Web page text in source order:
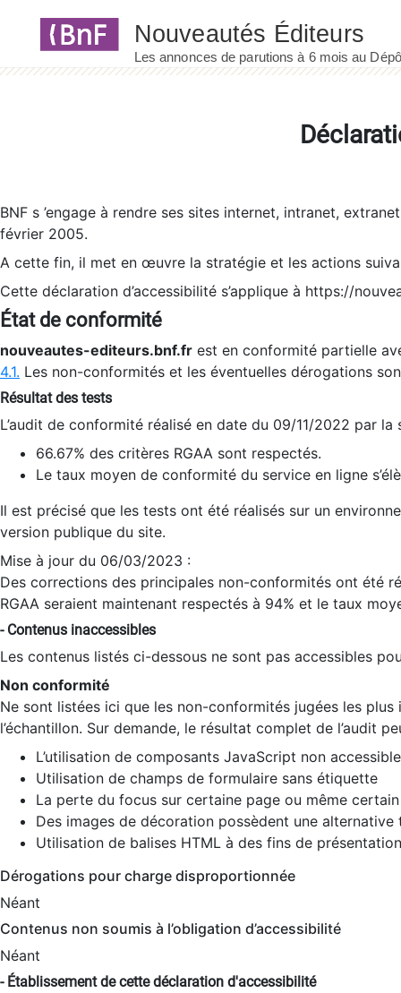
BNF s ’engage à rendre ses sites internet, intranet,
février 2005.
A cette fin, il met en œuvre la stratégie et les actions
Cette déclaration d’accessibilité s’applique à https://
État de conformité
nouveautes-editeurs.bnf.fr est en conformité partielle
4.1. Les non-conformités et les éventuelles dérogations
Résultat des tests
L’audit de conformité réalisé en date du 09/11/2022 par
66.67% des critères RGAA sont respectés.
Le taux moyen de conformité du service en ligne
Il est précisé que les tests ont été réalisés sur un
version publique du site.
Mise à jour du 06/03/2023 :
Des corrections des principales non-conformités ont été
RGAA seraient maintenant respectés à 94% et le taux
- Contenus inaccessibles
Les contenus listés ci-dessous ne sont pas accessibles
Non conformité
Ne sont listées ici que les non-conformités jugées les
l’échantillon. Sur demande, le résultat complet de l’audit
L’utilisation de composants JavaScript non
Utilisation de champs de formulaire sans étiquette
La perte du focus sur certaine page ou même
Des images de décoration possèdent une alternative
Utilisation de balises HTML à des fins de
Dérogations pour charge disproportionnée
Néant
Contenus non soumis à l’obligation d’accessibilité
Néant
- Établissement de cette déclaration d'accessibilité